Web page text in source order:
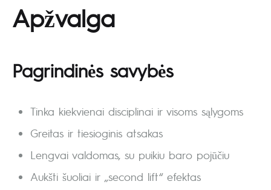
Apžvalga
Pagrindinės savybės
Tinka kiekvienai disciplinai ir visoms sąlygoms
Greitas ir tiesioginis atsakas
Lengvai valdomas, su puikiu baro pojūčiu
Aukšti šuoliai ir „second lift“ efektas